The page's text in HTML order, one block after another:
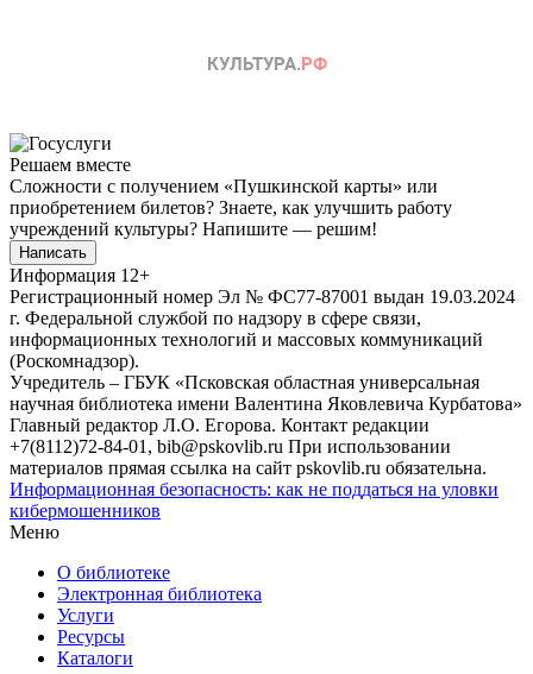
Решаем вместе
Сложности с получением «Пушкинской карты» или
приобретением билетов? Знаете, как улучшить работу
учреждений культуры? Напишите — решим!
Написать
Информация 12+
Регистрационный номер Эл № ФС77-87001 выдан 19.03.2024
г. Федеральной службой по надзору в сфере связи,
информационных технологий и массовых коммуникаций
(Роскомнадзор).
Учредитель – ГБУК «Псковская областная универсальная
научная библиотека имени Валентина Яковлевича Курбатова»
Главный редактор Л.О. Егорова. Контакт редакции
+7(8112)72-84-01, bib@pskovlib.ru При использовании
материалов прямая ссылка на сайт pskovlib.ru обязательна.
Информационная безопасность: как не поддаться на уловки
кибермошенников
Меню
О библиотеке
Электронная библиотека
Услуги
Ресурсы
Каталоги